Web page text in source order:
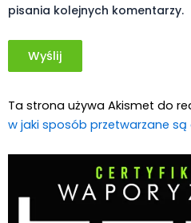
pisania kolejnych komentarzy.
Ta strona używa Akismet do
w jaki sposób przetwarzane